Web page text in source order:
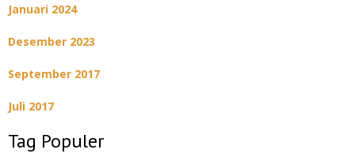
Januari 2024
Desember 2023
September 2017
Juli 2017
Tag Populer